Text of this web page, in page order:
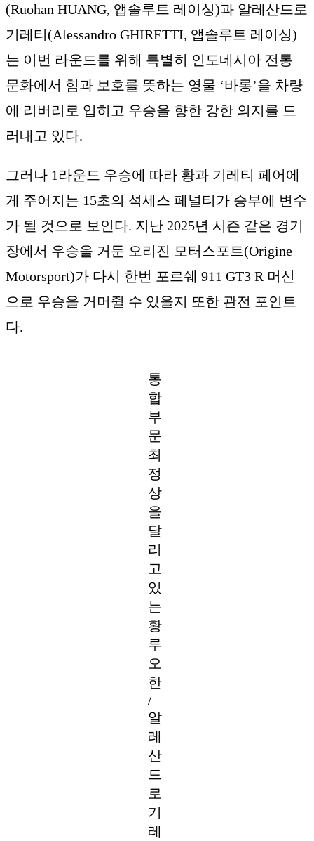
(Ruohan HUANG, 앱솔루트 레이싱)과 알레산드로
기레티(Alessandro GHIRETTI, 앱솔루트 레이싱)
는 이번 라운드를 위해 특별히 인도네시아 전통
문화에서 힘과 보호를 뜻하는 영물 ‘바롱’을 차량
에 리버리로 입히고 우승을 향한 강한 의지를 드
러내고 있다.
그러나 1라운드 우승에 따라 황과 기레티 페어에
게 주어지는 15초의 석세스 페널티가 승부에 변수
가 될 것으로 보인다. 지난 2025년 시즌 같은 경기
장에서 우승을 거둔 오리진 모터스포트(Origine
Motorsport)가 다시 한번 포르쉐 911 GT3 R 머신
으로 우승을 거머쥘 수 있을지 또한 관전 포인트
다.
통
합
부
문
최
정
상
을
달
리
고
있
는
황
루
오
한
/
알
레
산
드
로
기
레